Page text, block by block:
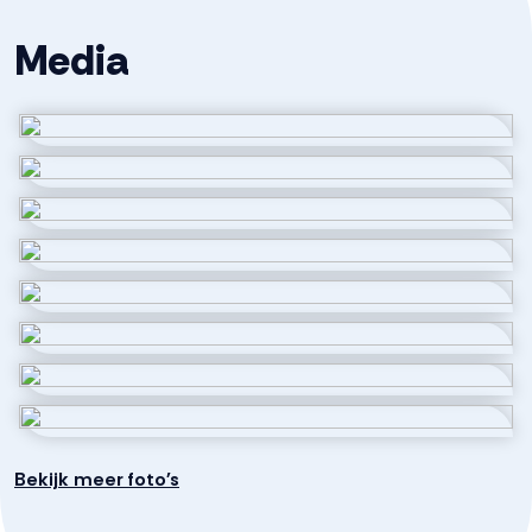
-Voldoende parkeergelegenheid rondom het gebouw
-Goed bereikbaar; direct aan de N307 en vlakbij de A6.
-Goed geïsoleerd, gasloos en voorzien van airco voor
verwarmen en koelen.
-Gebruik ten behoeve van handel en reparatie van
auto’s is niet toegestaan.
-Mogelijkheid voor eerste recht van koop voor huurder.
Voorbehoud:
Onder voorbehoud gunning eigenaar.
Huurtermijn:
Minimaal 3 jaar
Media
Bekijk meer foto's